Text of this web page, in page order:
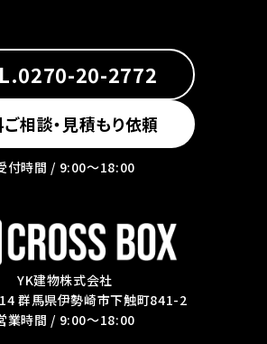
20-2772
相談・見積もり依頼
付時間 / 9:00〜18:00
YK建物株式会社
群馬県伊勢崎市下触町841-2
業時間 / 9:00～18:00